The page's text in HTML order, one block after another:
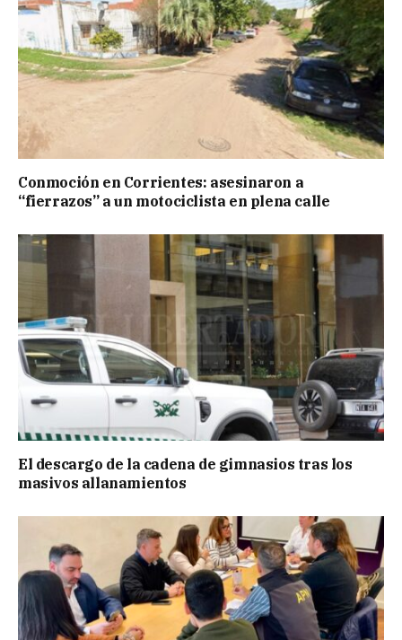
Conmoción en Corrientes: asesinaron a
“fierrazos” a un motociclista en plena calle
El descargo de la cadena de gimnasios tras los
masivos allanamientos